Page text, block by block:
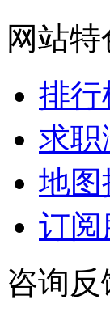
网站特
排行
求职
地图
订阅
咨询反